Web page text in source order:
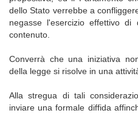
dello Stato verrebbe a
negasse l'esercizio effettivo
contenuto.
Converrà che una iniziativa
della legge si risolve in una
Alla stregua di tali
inviare una formale diffida